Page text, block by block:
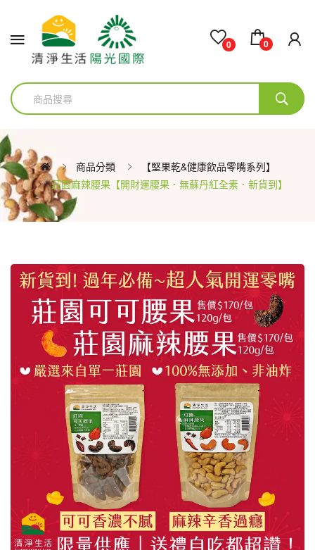
0 0
商品分類
【堅果乾&健康飲品零嘴系列】
莊園麻辣腰果【開財運腰果．無蘇丹紅全素．新貨到】